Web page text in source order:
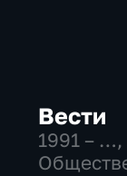
Вести
1991 – …